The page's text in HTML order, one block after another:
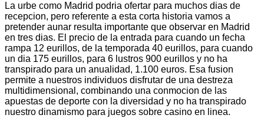
La urbe como Madrid podria ofertar para muchos dias de
recepcion, pero referente a esta corta historia vamos a
pretender aunar resulta importante que observar en Madrid
en tres dias. El precio de la entrada para cuando un fecha
rampa 12 eurillos, de la temporada 40 eurillos, para cuando
un dia 175 eurillos, para 6 lustros 900 eurillos y no ha
transpirado para un anualidad, 1.100 euros. Esa fusion
permite a nuestros individuos disfrutar de una destreza
multidimensional, combinando una conmocion de las
apuestas de deporte con la diversidad y no ha transpirado
nuestro dinamismo para juegos sobre casino en linea.